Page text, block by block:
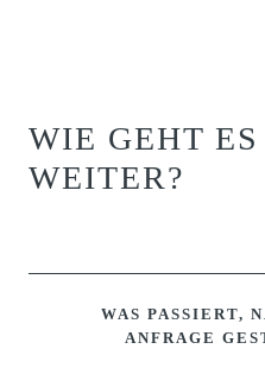
WIE GEHT
WEITER?
WAS PASSIERT,
ANFRAGE